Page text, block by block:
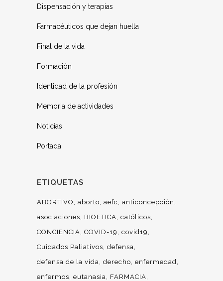
Dispensación y terapias
Farmacéuticos que dejan huella
Final de la vida
Formación
Identidad de la profesión
Memoria de actividades
Noticias
Portada
ETIQUETAS
ABORTIVO aborto aefc
anticoncepción
asociaciones
BIOETICA católicos
CONCIENCIA COVID-19
covid19
Cuidados Paliativos defensa
defensa de la vida derecho enfermedad
enfermos eutanasia
FARMACIA